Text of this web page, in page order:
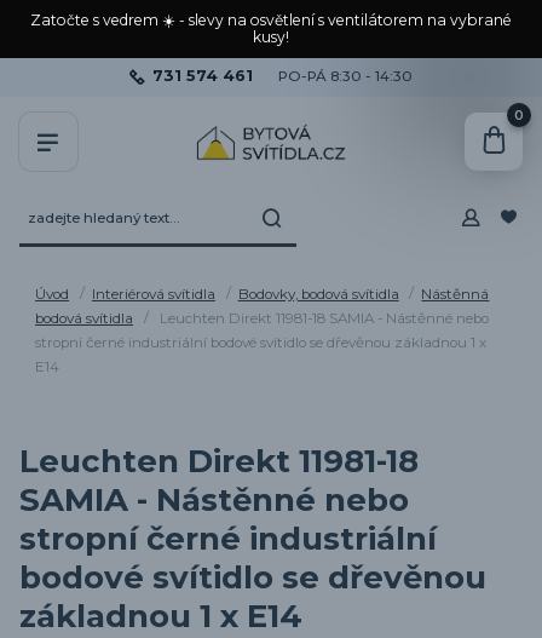
Zatočte s vedrem ☀️ - slevy na osvětlení s ventilátorem na vybrané
kusy!
731 574 461 PO-PÁ 8:30 - 14:30
0
Úvod Interiérová svítidla Bodovky, bodová svítidla
Nástěnná
bodová svítidla
Leuchten Direkt 11981-18 SAMIA - Nástěnné nebo
stropní černé industriální bodové svítidlo se dřevěnou základnou 1 x
E14
Leuchten Direkt 11981-18
SAMIA - Nástěnné nebo
stropní černé industriální
bodové svítidlo se dřevěnou
základnou 1 x E14